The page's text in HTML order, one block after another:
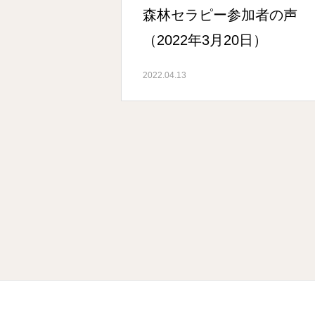
森林セラピー参加者の声
（2022年3月20日）
2022.04.13